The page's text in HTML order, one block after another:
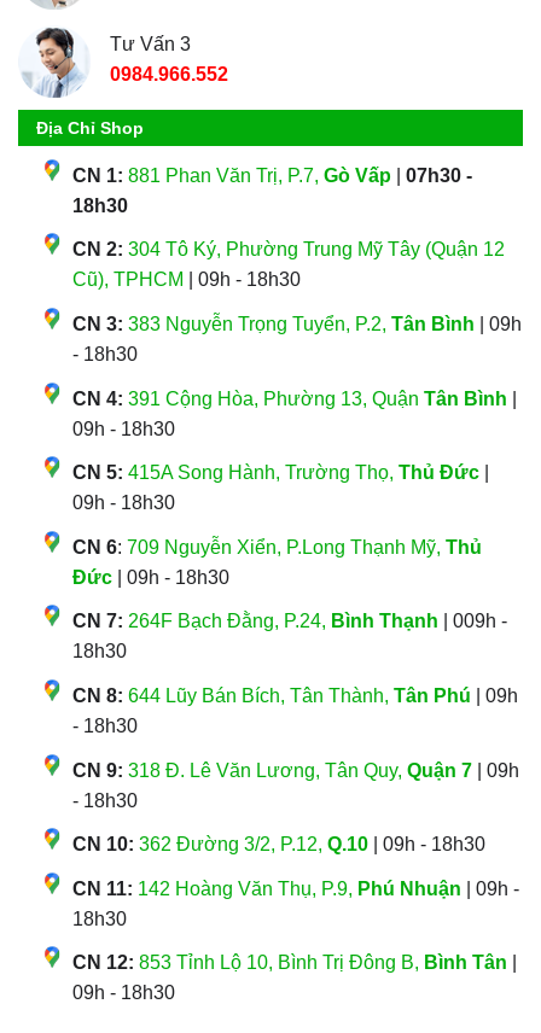
Tư Vấn 3
0984.966.552
Địa Chỉ Shop
CN 1: 881 Phan Văn Trị, P.7, Gò Vấp
07h30 -
18h30
CN 2: 304 Tô Ký, Phường Trung Mỹ Tây (Quận 12
Cũ), TPHCM
| 09h - 18h30
CN 3: 383 Nguyễn Trọng Tuyển, P.2, Tân Bình | 09h
- 18h30
CN 4: 391 Cộng Hòa, Phường 13, Quận Tân Bình
09h - 18h30
CN 5: 415A Song Hành, Trường Thọ, Thủ Đức
09h - 18h30
CN 6: 709 Nguyễn Xiển, P.Long Thạnh Mỹ, Thủ
Đức | 09h - 18h30
CN 7: 264F Bạch Đằng, P.24, Bình Thạnh | 009h -
18h30
CN 8: 644 Lũy Bán Bích, Tân Thành, Tân Phú | 09h
- 18h30
CN 9: 318 Đ. Lê Văn Lương, Tân Quy, Quận 7 | 09h
- 18h30
CN 10: 362 Đường 3/2, P.12, Q.10 | 09h - 18h30
CN 11: 142 Hoàng Văn Thụ, P.9, Phú Nhuận | 09h -
18h30
CN 12: 853 Tỉnh Lộ 10, Bình Trị Đông B, Bình Tân
09h - 18h30